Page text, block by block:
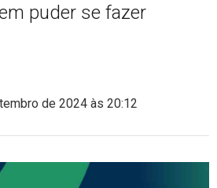
puder se fazer
de 2024 às 20:12